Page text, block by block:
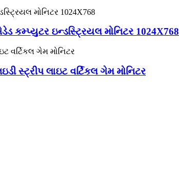
કમ્પ્યુટર ઇન્ડસ્ટ્રિયલ મોનિટર 1024X768
સ્ટ્રીપ લાઇટ વર્ટિકલ ગેમ મોનિટર